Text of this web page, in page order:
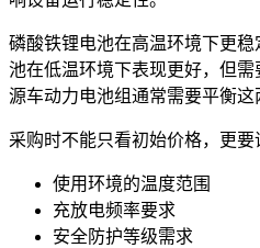
磷酸铁锂电池在高温环境下更
池在低温环境下表现更好，但需
源车动力电池组通常需要平衡这
采购时不能只看初始价格，更要
使用环境的温度范围
充放电频率要求
安全防护等级需求